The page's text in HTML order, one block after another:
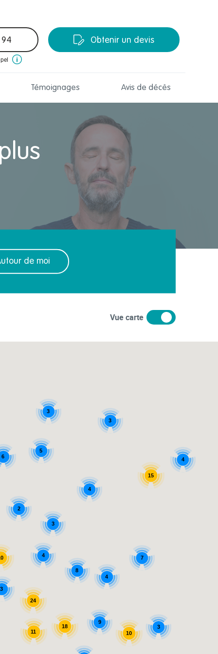
Obtenir un devis
Témoignages Avis de décès
de moi
Vue carte
3
4
18
8
3
9
4
3
4
5
11
24
10
7
2
15
3
6
3
4